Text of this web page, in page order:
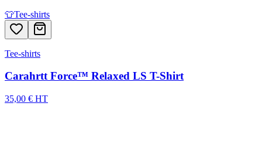
👕Tee-shirts
Tee-shirts
Carahrtt Force™ Relaxed LS T-Shirt
35,00 € HT